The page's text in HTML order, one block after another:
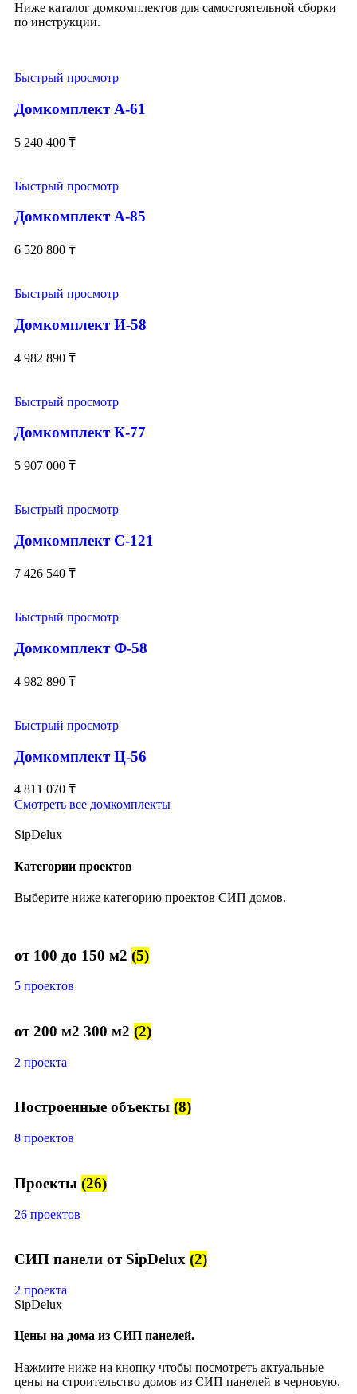
Ниже каталог домкомплектов для самостоятельной сборки
по инструкции.
Быстрый просмотр
Домкомплект А-61
5 240 400 ₸
Быстрый просмотр
Домкомплект А-85
6 520 800 ₸
Быстрый просмотр
Домкомплект И-58
4 982 890 ₸
Быстрый просмотр
Домкомплект К-77
5 907 000 ₸
Быстрый просмотр
Домкомплект С-121
7 426 540 ₸
Быстрый просмотр
Домкомплект Ф-58
4 982 890 ₸
Быстрый просмотр
Домкомплект Ц-56
4 811 070 ₸
Смотреть все домкомплекты
SipDelux
Категории проектов
Выберите ниже категорию проектов СИП домов.
от 100 до 150 м2 (5)
5 проектов
от 200 м2 300 м2 (2)
2 проекта
Построенные объекты (8)
8 проектов
Проекты (26)
26 проектов
СИП панели от SipDelux (2)
2 проекта
SipDelux
Цены на дома из СИП панелей.
Нажмите ниже на кнопку чтобы посмотреть актуальные
цены на строительство домов из СИП панелей в черновую.